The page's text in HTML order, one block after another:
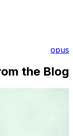
opus
the Blog